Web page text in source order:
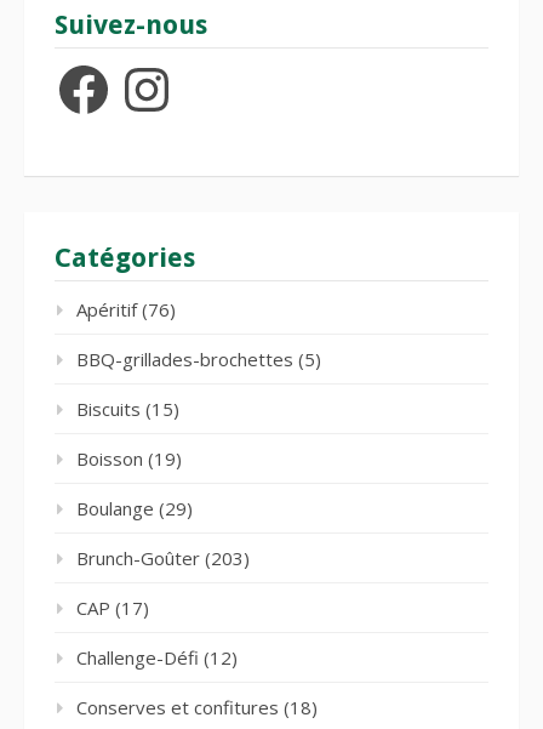
Suivez-nous
FacebookInstagram
Catégories
Apéritif(76)
BBQ-grillades-brochettes (5)
Biscuits (15)
Boisson (19)
Boulange (29)
Brunch-Goûter (203)
CAP (17)
Challenge-Défi (12)
Conserves et confitures (18)